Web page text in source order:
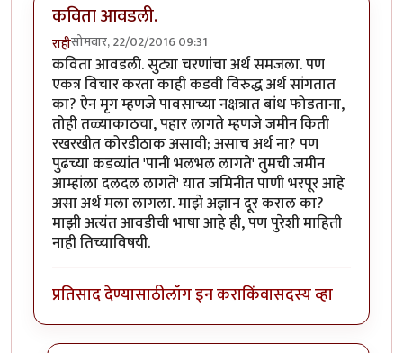
कविता आवडली.
राहीसोमवार, 22/02/2016 09:31
कविता आवडली. सुट्या चरणांचा अर्थ समजला. पण
एकत्र विचार करता काही कडवी विरुद्ध अर्थ सांगतात
का? ऐन मृग म्हणजे पावसाच्या नक्षत्रात बांध फोडताना,
तोही तळ्याकाठचा, पहार लागते म्हणजे जमीन किती
रखरखीत कोरडीठाक असावी; असाच अर्थ ना? पण
पुढच्या कडव्यांत 'पानी भलभल लागते' तुमची जमीन
आम्हांला दलदल लागते' यात जमिनीत पाणी भरपूर आहे
असा अर्थ मला लागला. माझे अज्ञान दूर कराल का?
माझी अत्यंत आवडीची भाषा आहे ही, पण पुरेशी माहिती
नाही तिच्याविषयी.
प्रतिसाद देण्यासाठीलॉग इन कराकिंवासदस्य व्हा